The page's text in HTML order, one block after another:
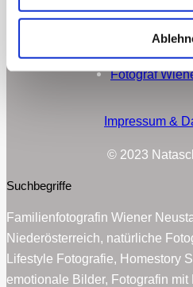
Fotograf
Impressum &
© 2023
Suchbegriffe
Familienfotografin Wiener
Niederösterreich, natürliche
Lifestyle Fotografie, Homestory
emotionale Bilder, Fotografin